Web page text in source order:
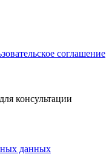
соглашение
консультации
данных